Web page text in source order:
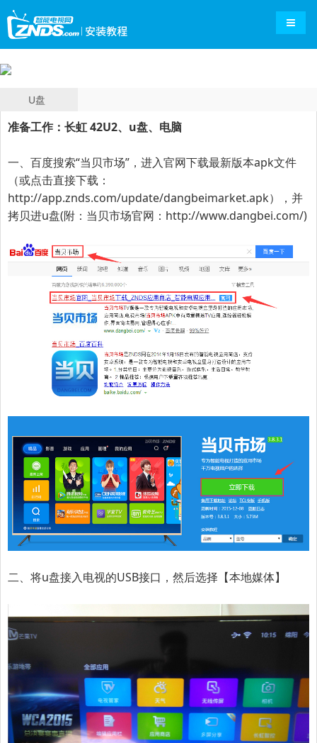
导航
U盘
准备工作：长虹 42U2、u盘、电脑
一、百度搜索“当贝市场”，进入官网下载最新版本apk文件
（或点击直接下载：
http://app.znds.com/update/dangbeimarket.apk），并
拷贝进u盘(附：当贝市场官网： http://www.dangbei.com/)
二、将u盘接入电视的USB接口，然后选择【本地媒体】